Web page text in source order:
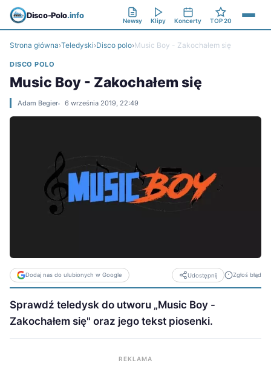
Disco-Polo.info
Newsy Klipy Koncerty TOP 20
Strona główna›Teledyski›Disco polo›Music Boy - Zakochałem się
DISCO POLO
Music Boy - Zakochałem się
Adam Begier 6 września 2019, 22:49
Dodaj nas do ulubionych w Google Udostępnij Zgłoś błąd
Sprawdź teledysk do utworu „Music Boy -
Zakochałem się" oraz jego tekst piosenki.
REKLAMA